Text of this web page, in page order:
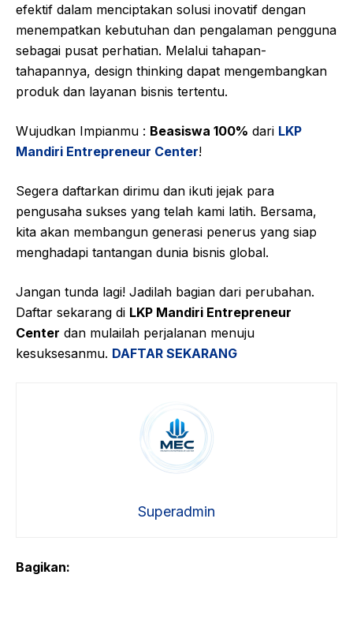
efektif dalam menciptakan solusi inovatif dengan
menempatkan kebutuhan dan pengalaman pengguna
sebagai pusat perhatian. Melalui tahapan-
tahapannya, design thinking dapat mengembangkan
produk dan layanan bisnis tertentu.
Wujudkan Impianmu : Beasiswa 100% dari LKP
Mandiri Entrepreneur Center!
Segera daftarkan dirimu dan ikuti jejak para
pengusaha sukses yang telah kami latih. Bersama,
kita akan membangun generasi penerus yang siap
menghadapi tantangan dunia bisnis global.
Jangan tunda lagi! Jadilah bagian dari perubahan.
Daftar sekarang di LKP Mandiri Entrepreneur
Center dan mulailah perjalanan menuju
kesuksesanmu. DAFTAR SEKARANG
Superadmin
Bagikan: